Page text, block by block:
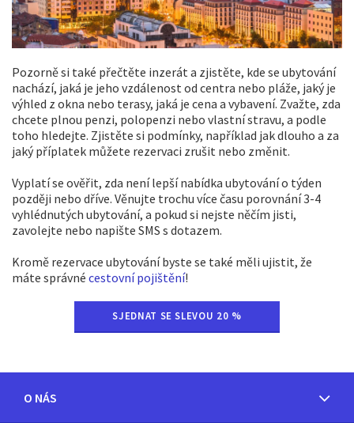
Pozorně si také přečtěte inzerát a zjistěte, kde se ubytování
nachází, jaká je jeho vzdálenost od centra nebo pláže, jaký je
výhled z okna nebo terasy, jaká je cena a vybavení. Zvažte, zda
chcete plnou penzi, polopenzi nebo vlastní stravu, a podle
toho hledejte. Zjistěte si podmínky, například jak dlouho a za
jaký příplatek můžete rezervaci zrušit nebo změnit.
Vyplatí se ověřit, zda není lepší nabídka ubytování o týden
později nebo dříve. Věnujte trochu více času porovnání 3-4
vyhlédnutých ubytování, a pokud si nejste něčím jisti,
zavolejte nebo napište SMS s dotazem.
Kromě rezervace ubytování byste se také měli ujistit, že
máte správné cestovní pojištění!
SJEDNAT SE SLEVOU 20 %
O NÁS